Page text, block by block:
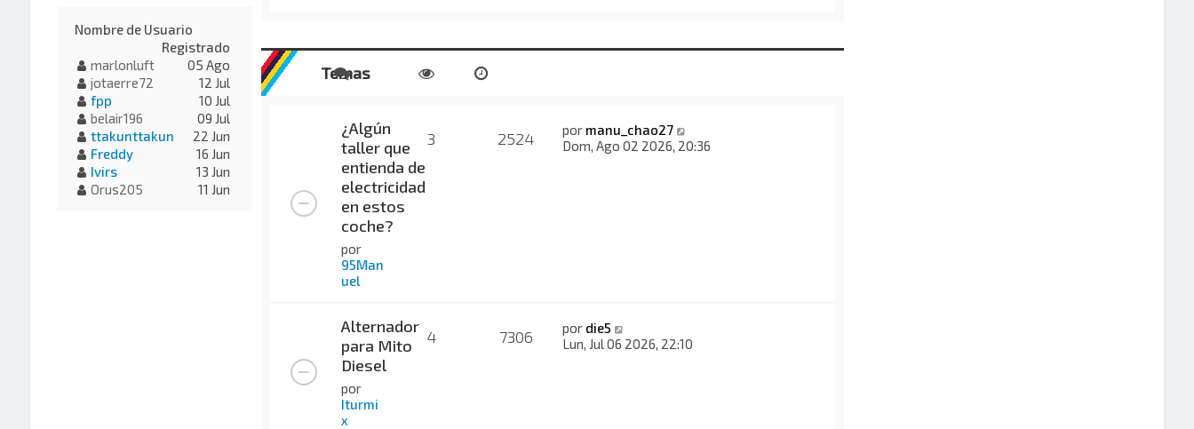
Temas
¿Algún
taller que
entienda de
electricidad
en estos
coche?
por
95Man
uel
3 2524 por manu_chao27
Dom, Ago 02 2026, 20:36
Alternador
para Mito
Diesel
por
Iturmi
x
4 7306 por die5
Lun, Jul 06 2026, 22:10
Nombre de Usuario
Registrado
marlonluft
05 Ago
jotaerre72
12 Jul
fpp
10 Jul
belair196
09 Jul
ttakunttakun
22 Jun
Freddy
16 Jun
Ivirs
13 Jun
Orus205
11 Jun